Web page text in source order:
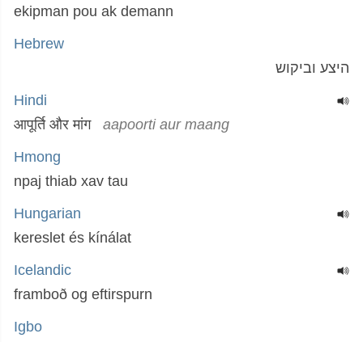
ekipman pou ak demann
Hebrew
היצע וביקוש
Hindi
आपूर्ति और मांग
aapoorti aur maang
Hmong
npaj thiab xav tau
Hungarian
kereslet és kínálat
Icelandic
framboð og eftirspurn
Igbo